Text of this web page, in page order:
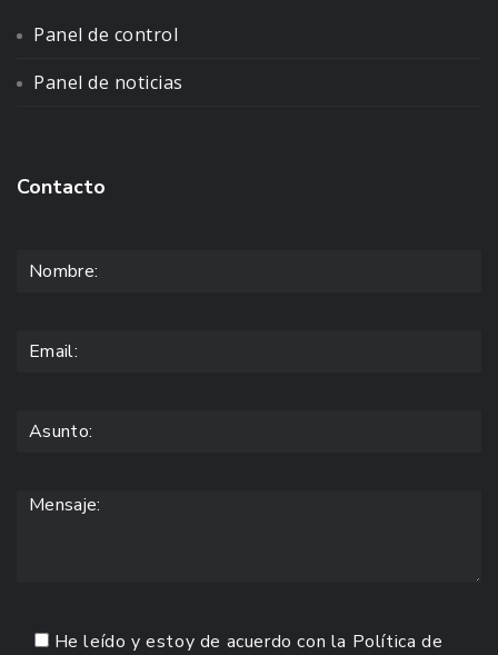
Panel de control
Panel de noticias
Contacto
He leído y estoy de acuerdo con la Política de